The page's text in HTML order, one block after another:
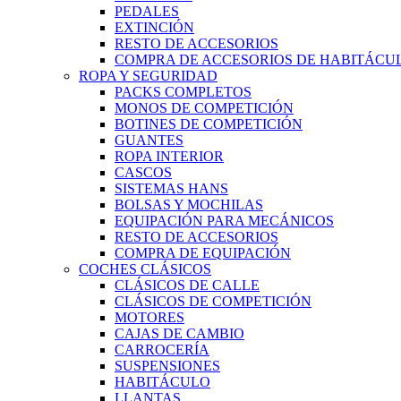
PEDALES
EXTINCIÓN
RESTO DE ACCESORIOS
COMPRA DE ACCESORIOS DE
ROPA Y SEGURIDAD
PACKS COMPLETOS
MONOS DE COMPETICIÓN
BOTINES DE COMPETICIÓN
GUANTES
ROPA INTERIOR
CASCOS
SISTEMAS HANS
BOLSAS Y MOCHILAS
EQUIPACIÓN PARA MECÁNICOS
RESTO DE ACCESORIOS
COMPRA DE EQUIPACIÓN
COCHES CLÁSICOS
CLÁSICOS DE CALLE
CLÁSICOS DE COMPETICIÓN
MOTORES
CAJAS DE CAMBIO
CARROCERÍA
SUSPENSIONES
HABITÁCULO
LLANTAS